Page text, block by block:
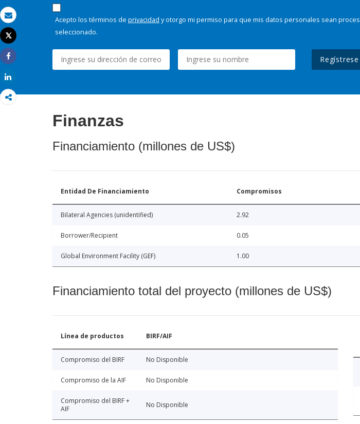
Correo electrónico
Imprimir
Tweet
Share
Acepto los términos de privacidad y otorgo mi permiso para que mis datos personales sean
seleccionado.
Regístrese
Finanzas
Financiamiento (millones de US$)
Entidad De Financiamiento Compromisos
Bilateral Agencies (unidentified) 2.92
Borrower/Recipient 0.05
Global Environment Facility (GEF) 1.00
Financiamiento total del proyecto (millones de US$)
Línea de productos BIRF/AIF
Compromiso del BIRF No Disponible
Compromiso de la AIF No Disponible
Compromiso del BIRF +
AIF
No Disponible